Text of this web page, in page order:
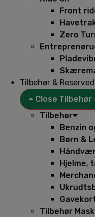
Front
Zero
Tilbehør &
Close Tilbehør
Tilbehør
Benzin
Børn &
Hjelme,
Tilbehør